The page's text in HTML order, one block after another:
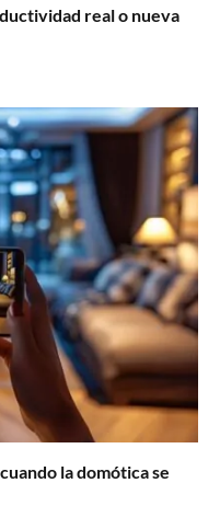
real o nueva
la domótica se